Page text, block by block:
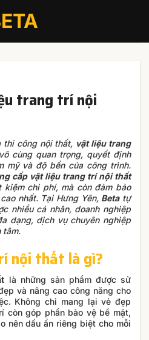
trang trí nội
thi công nội thất, vật liệu trang
cùng quan trọng, quyết định
mỹ và độ bền của công trình.
cấp vật liệu trang trí nội thất
chi phí, mà còn đảm bảo
nhất. Tại Hưng Yên, Betatự
nhiều cá nhân, doanh nghiệp
dạng, dịch vụ chuyên nghiệp
tâm.
nội thất là gì?
là những sản phẩm được sử
và nâng cao công năng cho
Không chỉ mang lại vẻ đẹp
còn góp phần bảo vệ bề mặt,
nên dấu ấn riêng biệt cho mỗi